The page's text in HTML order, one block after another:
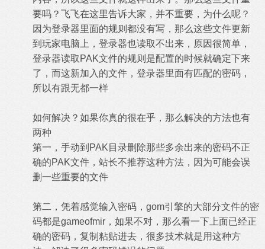
要吗？飞飞在这里告诉大家，并不重要，为什么呢？
因为登录器里面的规则都没有写，那么这些文件更新
到玩家电脑上，登录器也读取不出来，原因很简单，
登录器读取PAK文件的规则是配置的时候就确定下来
了，而这新加入的文件，登录器里面有匹配的密码，
所以有跟无都一样
如何解决？如果你真的很在乎，那么解决的方法也有
两种
第一，手动到PAK目录删除那些多余出来的密码不正
确的PAK文件，站长不推荐这种方法，因为可能会误
删一些重要的文件
第二，凭着感觉输入密码，gom引擎的大部分文件的密
码都是gameofmir，如果不对，那么看一下上面已经正
确的密码，复制粘贴进去，很多技术就是用这种方